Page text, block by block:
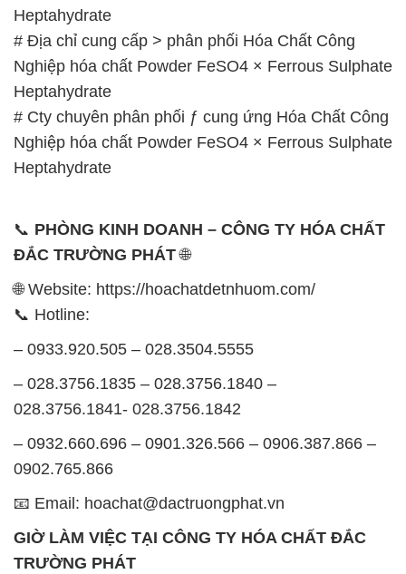
Heptahydrate
# Địa chỉ cung cấp > phân phối Hóa Chất Công
Nghiệp hóa chất Powder FeSO4 × Ferrous Sulphate
Heptahydrate
# Cty chuyên phân phối ƒ cung ứng Hóa Chất Công
Nghiệp hóa chất Powder FeSO4 × Ferrous Sulphate
Heptahydrate
📞 PHÒNG KINH DOANH – CÔNG TY HÓA CHẤT
ĐẮC TRƯỜNG PHÁT🌐
🌐 Website: https://hoachatdetnhuom.com/
📞 Hotline:
– 0933.920.505 – 028.3504.5555
– 028.3756.1835 – 028.3756.1840 –
028.3756.1841- 028.3756.1842
– 0932.660.696 – 0901.326.566 – 0906.387.866 –
0902.765.866
📧 Email: hoachat@dactruongphat.vn
GIỜ LÀM VIỆC TẠI CÔNG TY HÓA CHẤT ĐẮC
TRƯỜNG PHÁT